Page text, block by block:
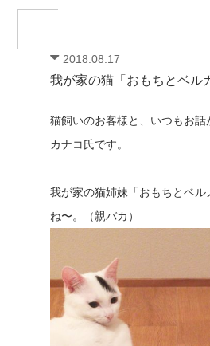
2018.08.17
我が家の猫「おもちとベル
猫飼いのお客様と、いつもお話
カナコ氏です。
我が家の猫姉妹「おもちとベル
ね〜。（親バカ）